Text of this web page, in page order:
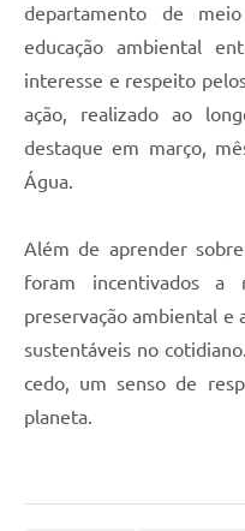
departamento de
educação ambiental
interesse e respeito
ação, realizado ao
destaque em março,
Água.
Além de aprender
foram incentivados
preservação ambiental e
sustentáveis no
cedo, um senso de
planeta.